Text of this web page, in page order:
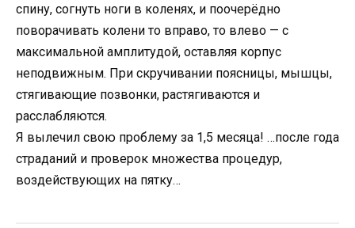
спину, согнуть ноги в коленях, и поочерёдно
поворачивать колени то вправо, то влево — с
максимальной амплитудой, оставляя корпус
неподвижным. При скручивании поясницы, мышцы,
стягивающие позвонки, растягиваются и
расслабляются.
Я вылечил свою проблему за 1,5 месяца! …после года
страданий и проверок множества процедур,
воздействующих на пятку…